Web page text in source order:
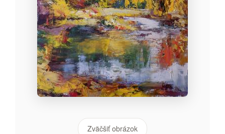
Zväčšiť obrázok